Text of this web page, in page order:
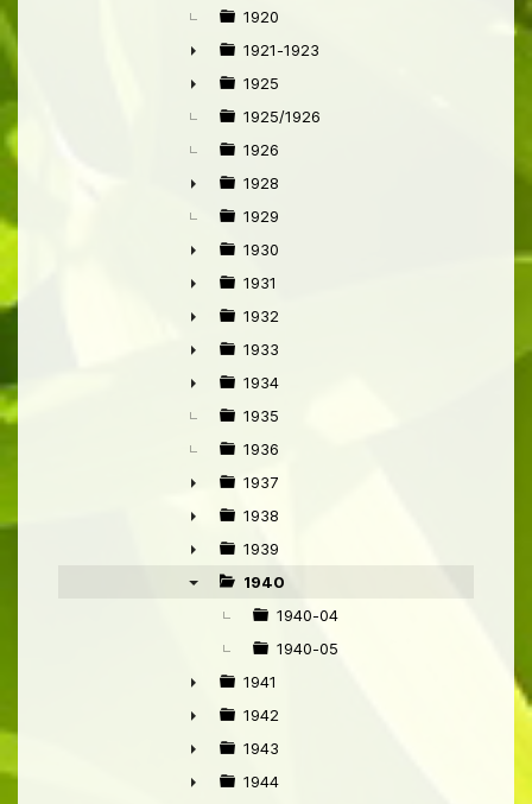
1920
►
1921-1923
►
1925
1925/1926
1926
►
1928
1929
►
1930
►
1931
►
1932
►
1933
►
1934
1935
1936
►
1937
►
1938
►
1939
1940
1940-04
1940-05
►
1941
►
1942
►
1943
1944